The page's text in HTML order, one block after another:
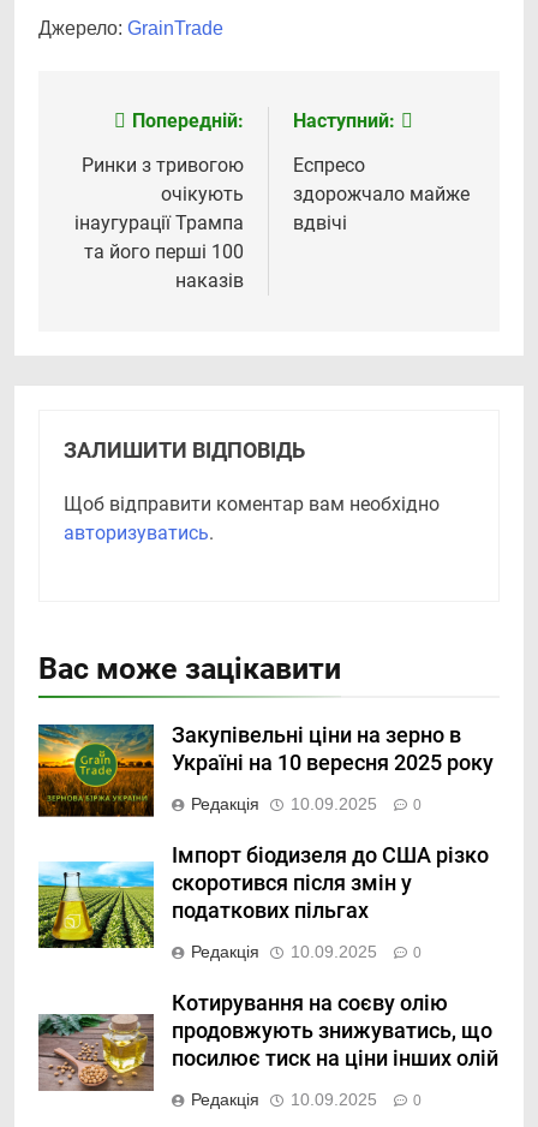
Джерело: GrainTrade
Навігація
записів
Попередній:
Ринки з тривогою
очікують
інаугурації Трампа
та його перші 100
наказів
Наступний:
Еспресо
здорожчало майже
вдвічі
ЗАЛИШИТИ ВІДПОВІДЬ
Щоб відправити коментар вам необхідно
авторизуватись.
Вас може зацікавити
Закупівельні ціни на зерно в
Україні на 10 вересня 2025 року
Редакція 10.09.2025 0
Імпорт біодизеля до США різко
скоротився після змін у
податкових пільгах
Редакція 10.09.2025 0
Котирування на соєву олію
продовжують знижуватись, що
посилює тиск на ціни інших олій
Редакція 10.09.2025 0